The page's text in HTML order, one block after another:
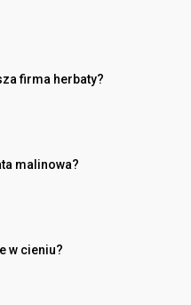
firma herbaty?
malinowa?
w cieniu?